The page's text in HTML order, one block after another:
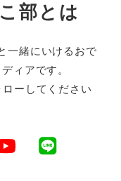
部とは
一緒にいけるおで
ィアです。
ーしてください